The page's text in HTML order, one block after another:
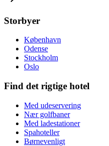
Storbyer
København
Odense
Stockholm
Oslo
Find det rigtige hotel
Med udeservering
Nær golfbaner
Med ladestationer
Spahoteller
Børnevenligt